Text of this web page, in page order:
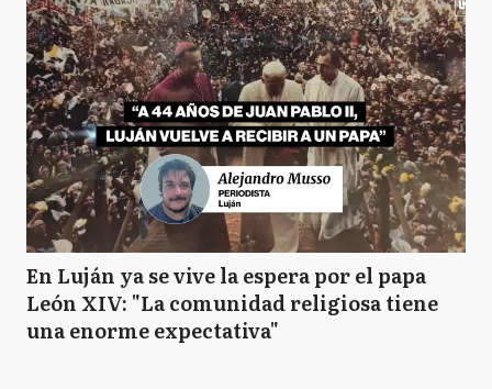
En Luján ya se vive la espera por el papa
León XIV: "La comunidad religiosa tiene
una enorme expectativa"